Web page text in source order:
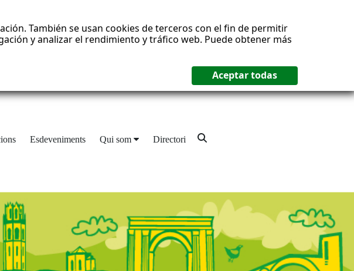
También se usan cookies de terceros con el fin de permitir
y analizar el rendimiento y tráfico web. Puede obtener más
Esdeveniments Qui som Directori